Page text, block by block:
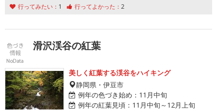
行ってみたい： 1 行ってよかった： 2
滑沢渓谷の紅葉
美しく紅葉する渓谷をハイキング
静岡県・伊豆市
例年の色づき始め： 11月中旬
例年の紅葉見頃： 11月中旬～12月上旬